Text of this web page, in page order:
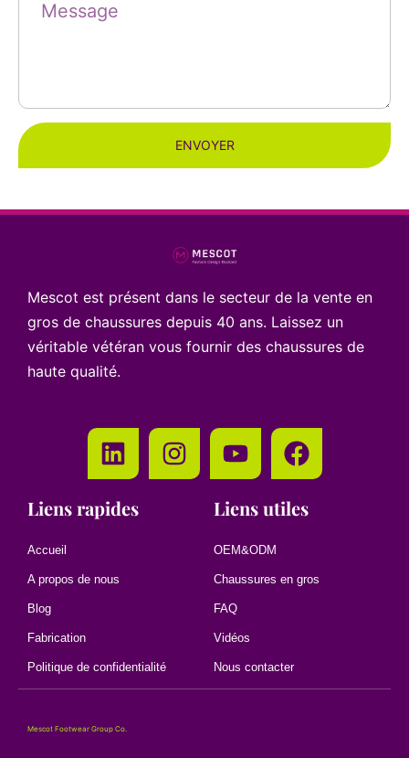
ENVOYER
Mescot est présent dans le secteur de la vente en
gros de chaussures depuis 40 ans. Laissez un
véritable vétéran vous fournir des chaussures de
haute qualité.
Liens rapides
Accueil
A propos de nous
Blog
Fabrication
Politique de confidentialité
Liens utiles
OEM&ODM
Chaussures en gros
FAQ
Vidéos
Nous contacter
Mescot Footwear Group Co.